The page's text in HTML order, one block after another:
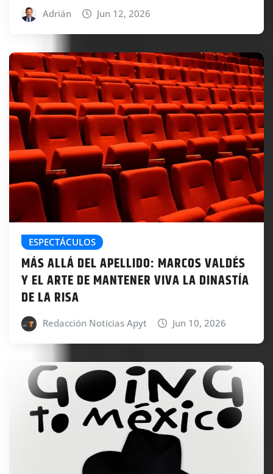
Adrián Jun 12, 2026
ESPECTÁCULOS
MÁS ALLÁ DEL APELLIDO: MARCOS VALDÉS
Y EL ARTE DE MANTENER VIVA LA DINASTÍA
DE LA RISA
Redacción Noticias Apyt Jun 10, 2026